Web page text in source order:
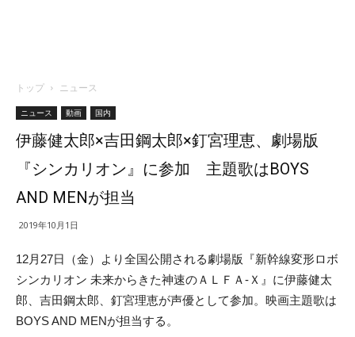
トップ ニュース
ニュース 動画 国内
伊藤健太郎×吉田鋼太郎×釘宮理恵、劇場版
『シンカリオン』に参加 主題歌はBOYS
AND MENが担当
2019年10月1日
12月27日（金）より全国公開される劇場版『新幹線変形ロボ
シンカリオン 未来からきた神速のＡＬＦＡ-Ｘ』に伊藤健太
郎、吉田鋼太郎、釘宮理恵が声優として参加。映画主題歌は
BOYS AND MENが担当する。